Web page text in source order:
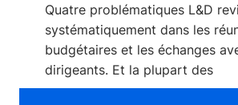
Quatre problématiques L&D
systématiquement dans les
budgétaires et les échanges
dirigeants. Et la plupart des